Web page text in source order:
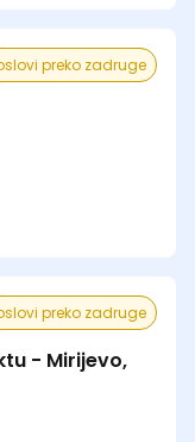
preko zadruge
preko zadruge
- Mirijevo,